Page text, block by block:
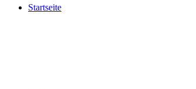
Startseite